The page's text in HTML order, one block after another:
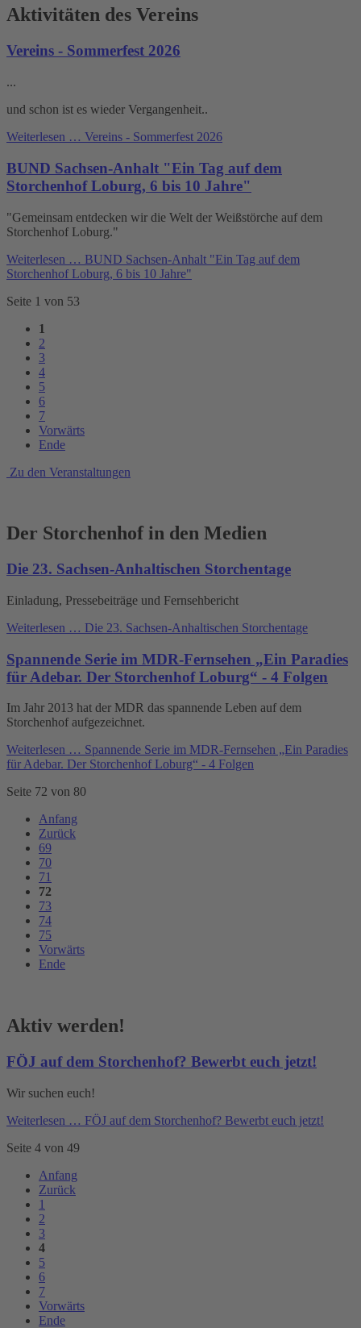
Aktivitäten des Vereins
Vereins - Sommerfest 2026
...
und schon ist es wieder Vergangenheit..
Weiterlesen … Vereins - Sommerfest 2026
BUND Sachsen-Anhalt "Ein Tag auf dem
Storchenhof Loburg, 6 bis 10 Jahre"
"Gemeinsam entdecken wir die Welt der Weißstörche auf dem
Storchenhof Loburg."
Weiterlesen … BUND Sachsen-Anhalt "Ein Tag auf dem
Storchenhof Loburg, 6 bis 10 Jahre"
Seite 1 von 53
1
2
3
4
5
6
7
Vorwärts
Ende
Zu den Veranstaltungen
Der Storchenhof in den Medien
Die 23. Sachsen-Anhaltischen Storchentage
Einladung, Pressebeiträge und Fernsehbericht
Weiterlesen … Die 23. Sachsen-Anhaltischen Storchentage
Spannende Serie im MDR-Fernsehen „Ein Paradies
für Adebar. Der Storchenhof Loburg“ - 4 Folgen
Im Jahr 2013 hat der MDR das spannende Leben auf dem
Storchenhof aufgezeichnet.
Weiterlesen … Spannende Serie im MDR-Fernsehen „Ein Paradies
für Adebar. Der Storchenhof Loburg“ - 4 Folgen
Seite 72 von 80
Anfang
Zurück
69
70
71
72
73
74
75
Vorwärts
Ende
Aktiv werden!
FÖJ auf dem Storchenhof? Bewerbt euch jetzt!
Wir suchen euch!
Weiterlesen … FÖJ auf dem Storchenhof? Bewerbt euch jetzt!
Seite 4 von 49
Anfang
Zurück
1
2
3
4
5
6
7
Vorwärts
Ende